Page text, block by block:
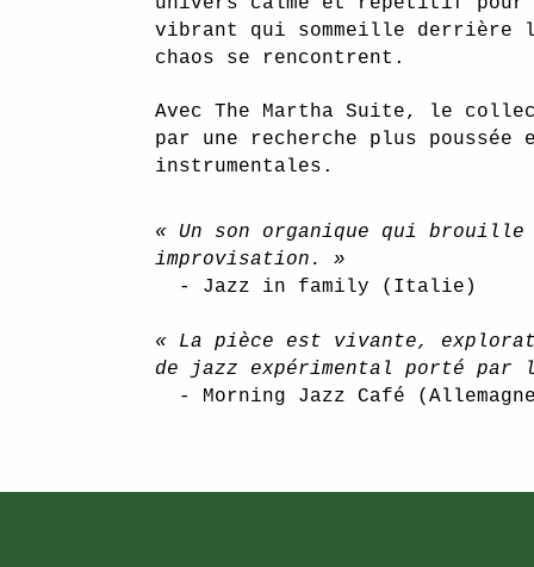
vibrant qui sommeille derrière
chaos se rencontrent.
Avec The Martha Suite, le
par une recherche plus
instrumentales.
« Un son organique qui
improvisation. »
- Jazz in family (Italie)​
« La pièce est vivante,
de jazz expérimental porté par
- Morning Jazz Café